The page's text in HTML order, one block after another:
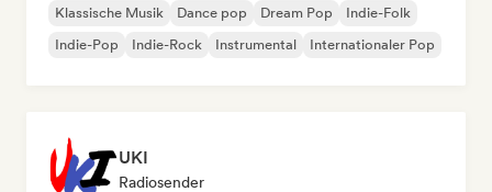
Klassische Musik Dance pop Dream Pop
Indie-Folk
Indie-Pop
Indie-Rock Instrumental Internationaler Pop
UKI
Radiosender